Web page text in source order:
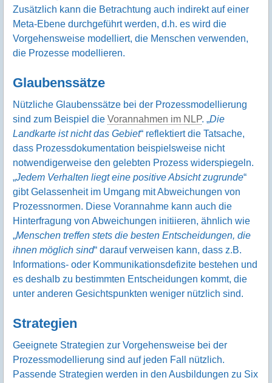
Zusätzlich kann die Betrachtung auch indirekt auf einer
Meta-Ebene durchgeführt werden, d.h. es wird die
Vorgehensweise modelliert, die Menschen verwenden,
die Prozesse modellieren.
Glaubenssätze
Nützliche Glaubenssätze bei der Prozessmodellierung
sind zum Beispiel die Vorannahmen im NLP. „Die
Landkarte ist nicht das Gebiet“ reflektiert die Tatsache,
dass Prozessdokumentation beispielsweise nicht
notwendigerweise den gelebten Prozess widerspiegeln.
„Jedem Verhalten liegt eine positive Absicht zugrunde“
gibt Gelassenheit im Umgang mit Abweichungen von
Prozessnormen. Diese Vorannahme kann auch die
Hinterfragung von Abweichungen initiieren, ähnlich wie
„Menschen treffen stets die besten Entscheidungen, die
ihnen möglich sind“ darauf verweisen kann, dass z.B.
Informations- oder Kommunikationsdefizite bestehen und
es deshalb zu bestimmten Entscheidungen kommt, die
unter anderen Gesichtspunkten weniger nützlich sind.
Strategien
Geeignete Strategien zur Vorgehensweise bei der
Prozessmodellierung sind auf jeden Fall nützlich.
Passende Strategien werden in den Ausbildungen zu Six